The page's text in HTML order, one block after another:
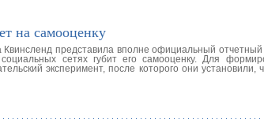
на самооценку
Квинсленд представила вполне официальный
сетях губит его самооценку. Для
эксперимент, после которого они установили,